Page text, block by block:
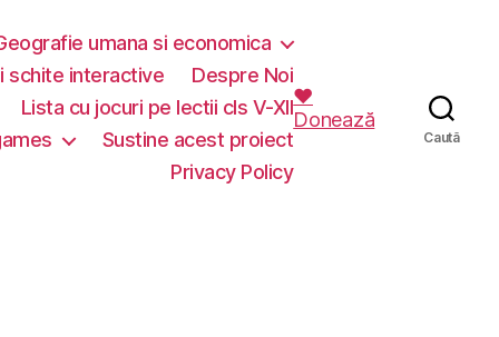
umana si economica
schite interactive
Despre Noi
Lista cu jocuri pe lectii cls V-XII
Sustine acest proiect
Privacy Policy
❤️
Donează
Caută